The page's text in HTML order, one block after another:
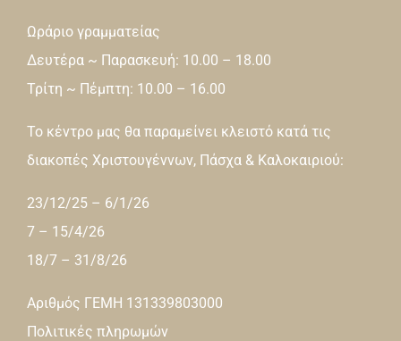
Ωράριο γραμματείας
Δευτέρα ~ Παρασκευή: 10.00 – 18.00
Τρίτη ~ Πέμπτη: 10.00 – 16.00
Το κέντρο μας θα παραμείνει κλειστό κατά τις
διακοπές Χριστουγέννων, Πάσχα & Καλοκαιριού:
23/12/25 – 6/1/26
7 – 15/4/26
18/7 – 31/8/26
Αριθμός ΓΕΜΗ 131339803000
Πολιτικές πληρωμών